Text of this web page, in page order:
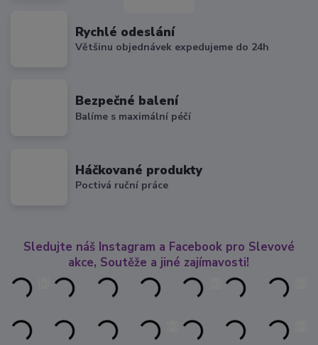
Rychlé odeslání
Většinu objednávek expedujeme do 24h
Bezpečné balení
Balíme s maximální péčí
Háčkované produkty
Poctivá ruční práce
Sledujte náš Instagram a Facebook pro Slevové
akce, Soutěže a jiné zajímavosti!